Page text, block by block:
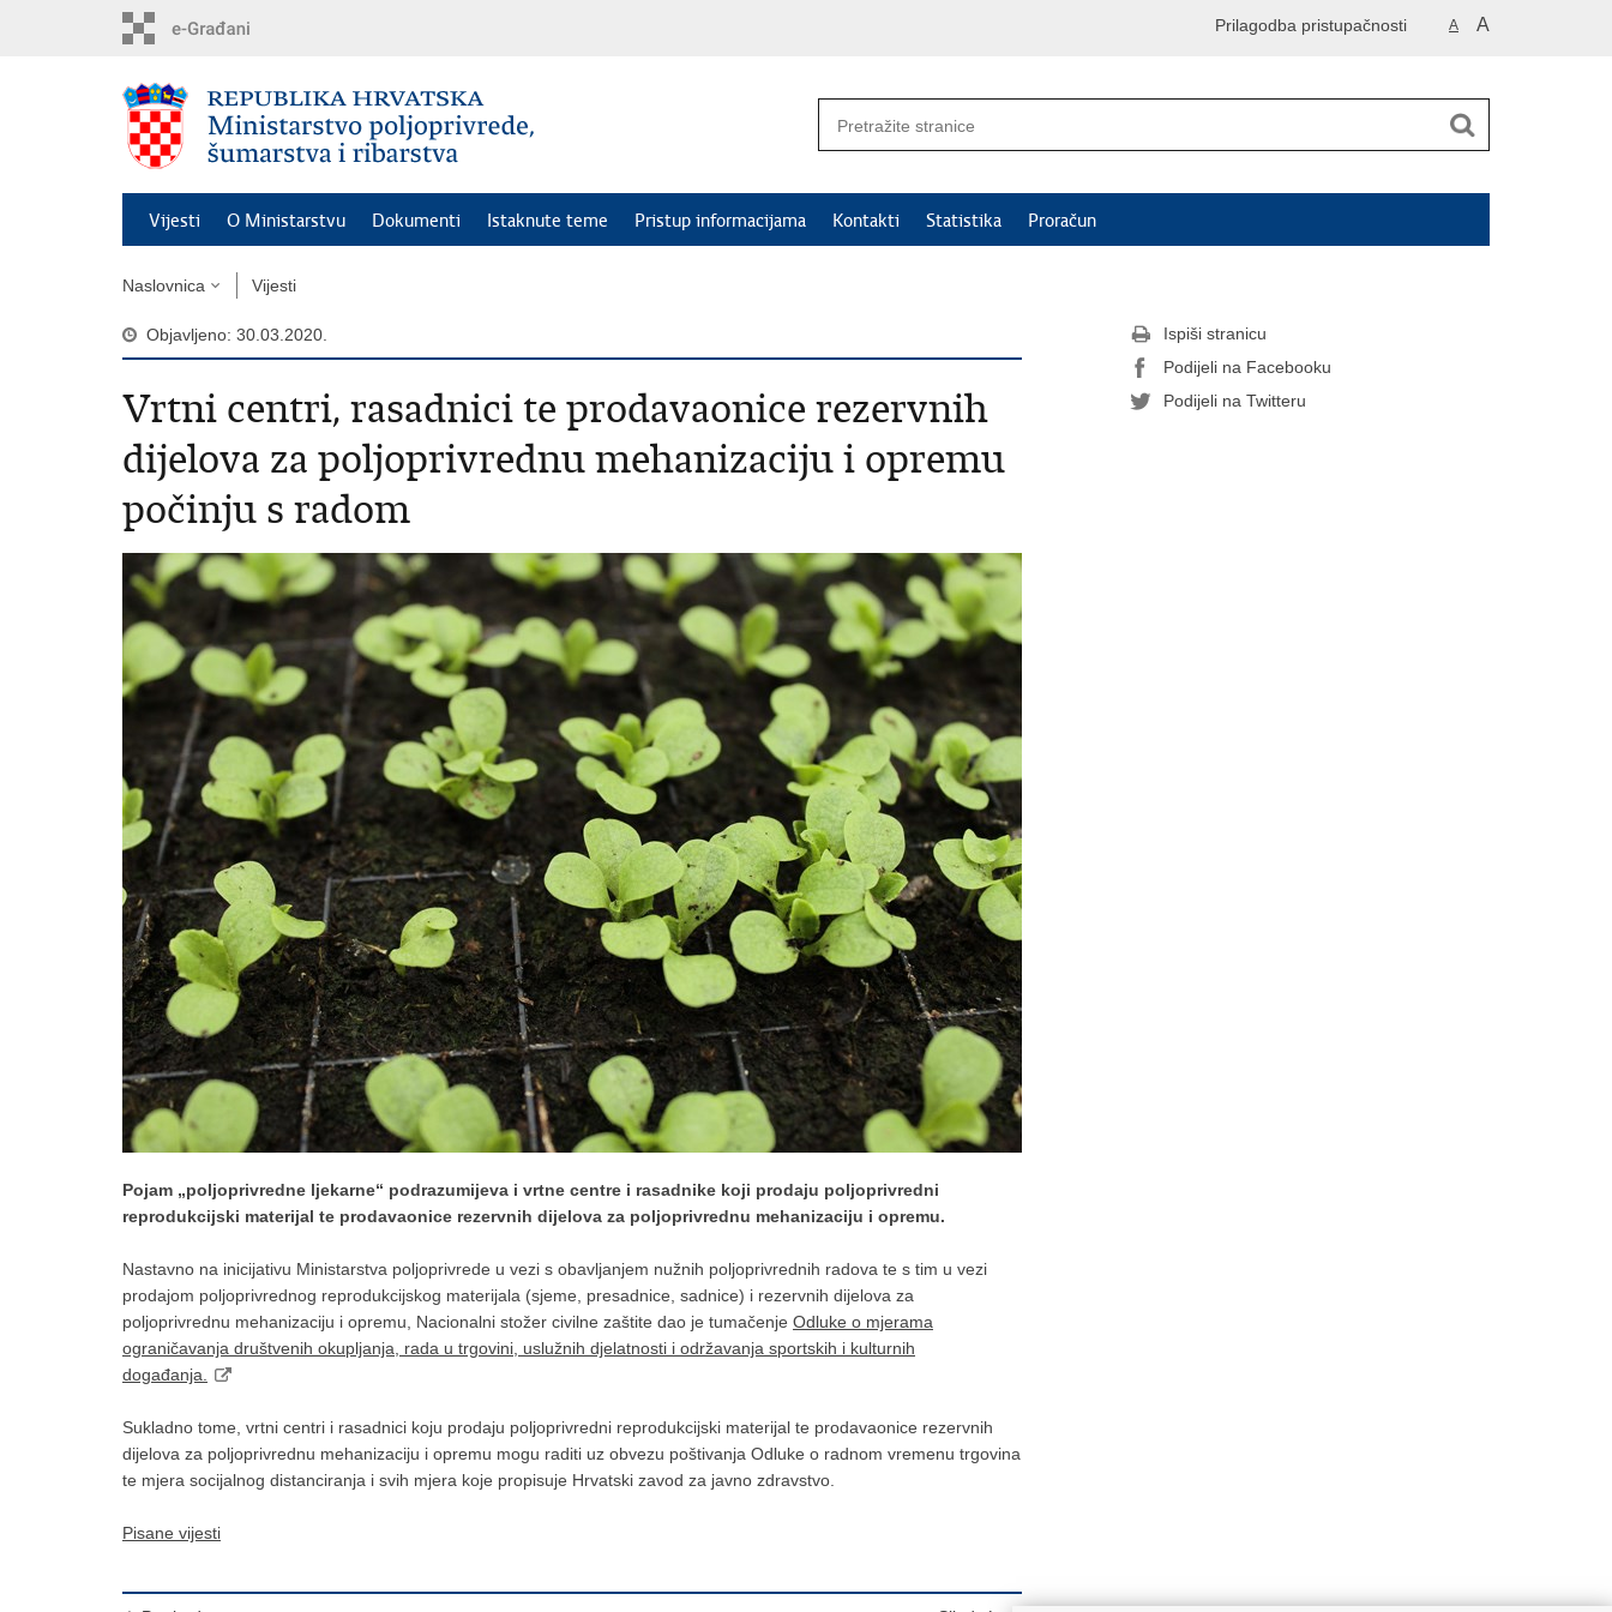
A A
Prilagodba pristupačnosti
Vijesti O Ministarstvu Dokumenti Istaknute teme Pristup informacijama Kontakti Statistika Proračun
Naslovnica Vijesti
Objavljeno: 30.03.2020.
Vrtni centri, rasadnici te prodavaonice rezervnih
dijelova za poljoprivrednu mehanizaciju i opremu
počinju s radom
Pojam „poljoprivredne ljekarne“ podrazumijeva i vrtne centre i rasadnike koji prodaju poljoprivredni
reprodukcijski materijal te prodavaonice rezervnih dijelova za poljoprivrednu mehanizaciju i opremu.
Nastavno na inicijativu Ministarstva poljoprivrede u vezi s obavljanjem nužnih poljoprivrednih radova te s tim u vezi
prodajom poljoprivrednog reprodukcijskog materijala (sjeme, presadnice, sadnice) i rezervnih dijelova za
poljoprivrednu mehanizaciju i opremu, Nacionalni stožer civilne zaštite dao je tumačenje Odluke o mjerama
ograničavanja društvenih okupljanja, rada u trgovini, uslužnih djelatnosti i održavanja sportskih i kulturnih
događanja.
Sukladno tome, vrtni centri i rasadnici koju prodaju poljoprivredni reprodukcijski materijal te prodavaonice rezervnih
dijelova za poljoprivrednu mehanizaciju i opremu mogu raditi uz obvezu poštivanja Odluke o radnom vremenu trgovina
te mjera socijalnog distanciranja i svih mjera koje propisuje Hrvatski zavod za javno zdravstvo.
Pisane vijesti
Ispiši stranicu
Podijeli na Facebooku
Podijeli na Twitteru